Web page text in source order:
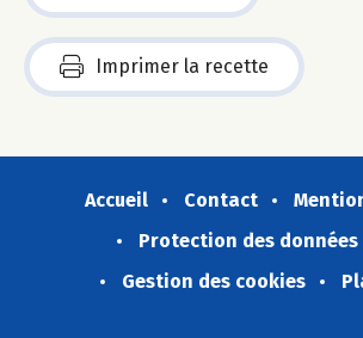
Imprimer la recette
Accueil Contact
Protection des données
Gestion des cookies